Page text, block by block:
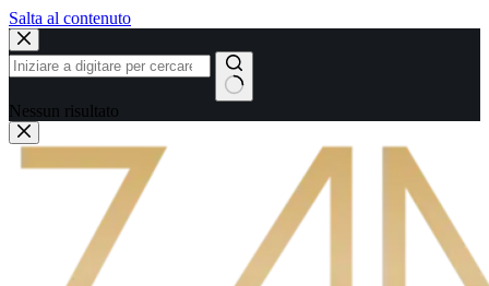
Salta al contenuto
Nessun risultato